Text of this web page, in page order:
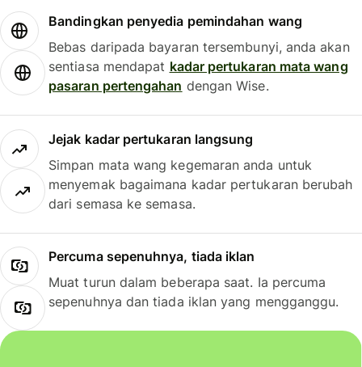
Bandingkan penyedia pemindahan wang
Bebas daripada bayaran tersembunyi, anda akan
sentiasa mendapat kadar pertukaran mata wang
pasaran pertengahan dengan Wise.
Jejak kadar pertukaran langsung
Simpan mata wang kegemaran anda untuk
menyemak bagaimana kadar pertukaran berubah
dari semasa ke semasa.
Percuma sepenuhnya, tiada iklan
Muat turun dalam beberapa saat. Ia percuma
sepenuhnya dan tiada iklan yang mengganggu.